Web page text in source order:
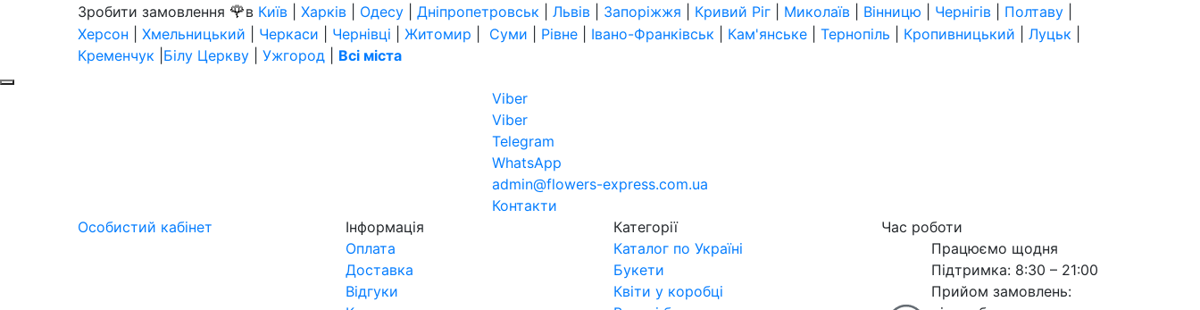
Зробити замовлення 🌹в Київ Харків Одесу Дніпропетровськ Львів Запоріжжя Кривий Ріг Миколаїв Вінницю Чернігів Полтаву
Херсон
Хмельницький Черкаси Чернівці Житомир Суми Рівне Івано-Франківськ Кам'янське Тернопіль Кропивницький Луцьк
Кременчук Білу Церкву Ужгород Всі міста
Viber
Viber
Telegram
WhatsApp
admin@flowers-express.com.ua
Контакти
Особистий кабінет
Інформація
Оплата
Доставка
Відгуки
Категорії
Каталог по Україні
Букети
Квіти у коробці
Час роботи
Працюємо щодня
Підтримка: 8:30 – 21:00
Прийом замовлень: